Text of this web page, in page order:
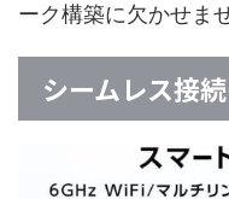
ーク構築に欠かせま
シームレス接